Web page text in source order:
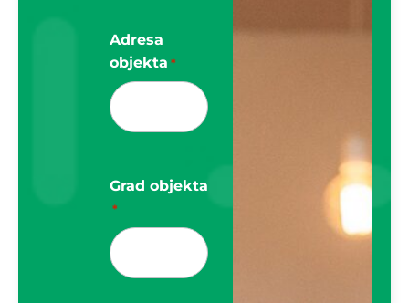
Adresa
objekta *
Grad objekta
*